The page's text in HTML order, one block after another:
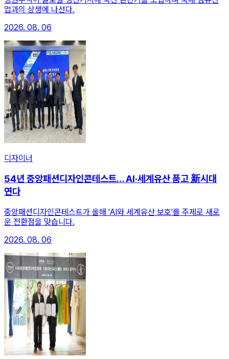
업과의 상생에 나선다.
2026. 08. 06
디자이너
54년 중앙패션디자인콘테스트… AI·세계유산 품고 新시대
연다
중앙패션디자인콘테스트가 올해 'AI와 세계유산 보호'를 주제로 새로
운 전환점을 맞습니다.
2026. 08. 06